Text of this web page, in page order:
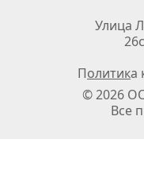
© 2026
Все
Улица
Политика